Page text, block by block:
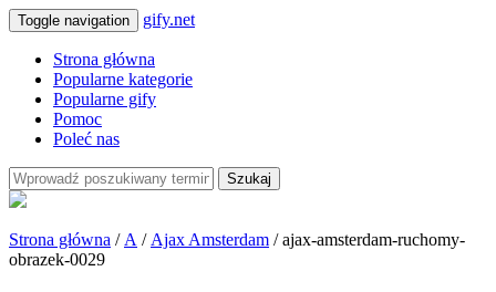
Toggle navigation gify.net
Strona główna
Popularne kategorie
Popularne gify
Pomoc
Poleć nas
Szukaj
Strona główna / A / Ajax Amsterdam / ajax-amsterdam-ruchomy-
obrazek-0029